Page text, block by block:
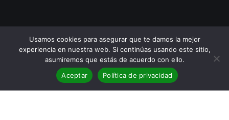
Usamos cookies para asegurar que te damos la mejor
experiencia en nuestra web. Si continúas usando este sitio,
asumiremos que estás de acuerdo con ello.
Aceptar
Política de privacidad